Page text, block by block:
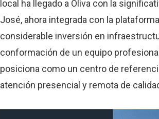
local ha llegado a Oliva con la
José, ahora integrada con la
considerable inversión en
conformación de un equipo
posiciona como un centro de
atención presencial y remota de